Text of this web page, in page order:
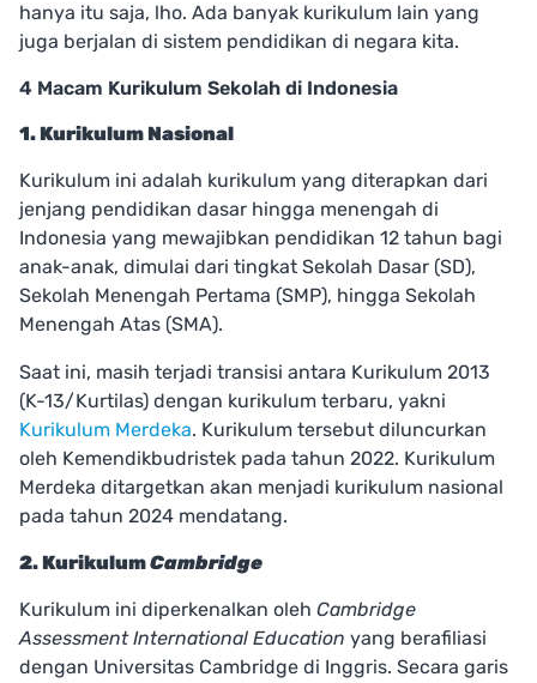
hanya itu saja, lho. Ada banyak kurikulum lain yang
juga berjalan di sistem pendidikan di negara kita.
4 Macam Kurikulum Sekolah di Indonesia
1. Kurikulum Nasional
Kurikulum ini adalah kurikulum yang diterapkan dari
jenjang pendidikan dasar hingga menengah di
Indonesia yang mewajibkan pendidikan 12 tahun bagi
anak-anak, dimulai dari tingkat Sekolah Dasar (SD),
Sekolah Menengah Pertama (SMP), hingga Sekolah
Menengah Atas (SMA).
Saat ini, masih terjadi transisi antara Kurikulum 2013
(K-13/Kurtilas) dengan kurikulum terbaru, yakni
Kurikulum Merdeka. Kurikulum tersebut diluncurkan
oleh Kemendikbudristek pada tahun 2022. Kurikulum
Merdeka ditargetkan akan menjadi kurikulum nasional
pada tahun 2024 mendatang.
2. KurikulumCambridge
Kurikulum ini diperkenalkan oleh Cambridge
Assessment International Education yang berafiliasi
dengan Universitas Cambridge di Inggris. Secara garis